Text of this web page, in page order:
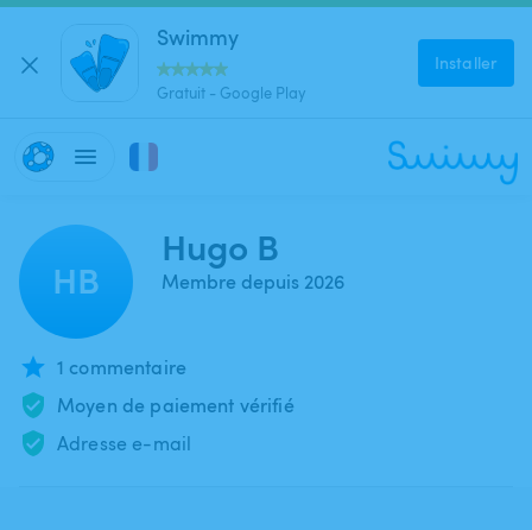
Swimmy
Gratuit - Google Play
Installer
HB
Hugo B
Membre depuis 2026
1 commentaire
Moyen de paiement vérifié
Adresse e-mail